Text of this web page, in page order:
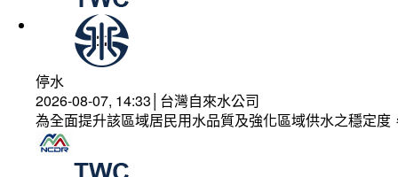
停水
2026-08-07, 14:33│台灣自來水公司
為全面提升該區域居民用水品質及強化區域供水之穩定